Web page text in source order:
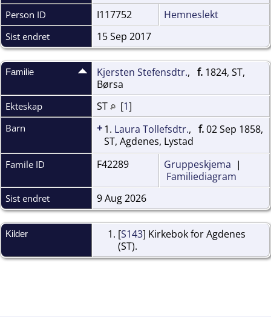
Person ID I117752 Hemneslekt
Sist endret 15 Sep 2017
Familie Kjersten Stefensdtr., f. 1824, ST,
Børsa
Ekteskap ST [1]
Barn +1. Laura Tollefsdtr., f.02 Sep 1858,
ST, Agdenes, Lystad
Famile ID F42289 Gruppeskjema |
Familiediagram
Sist endret 9 Aug 2026
Kilder [S143] Kirkebok for Agdenes
(ST).